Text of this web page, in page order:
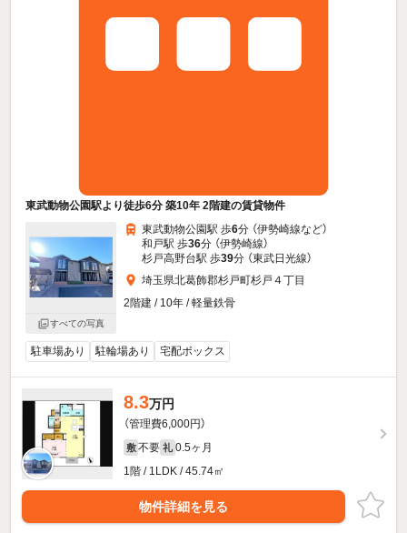
東武動物公園駅より徒歩6分 築10年 2階建の賃貸物件
すべての写真
東武動物公園駅 歩6分 （伊勢崎線など）
和戸駅 歩36分 （伊勢崎線）
杉戸高野台駅 歩39分 （東武日光線）
埼玉県北葛飾郡杉戸町杉戸４丁目
2階建 / 10年 / 軽量鉄骨
駐車場あり 駐輪場あり 宅配ボックス
8.3万円
（管理費6,000円）
敷 不要 礼 0.5ヶ月
1階 / 1LDK / 45.74㎡
物件詳細を見る